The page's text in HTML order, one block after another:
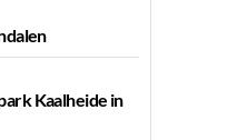
Kaalheide in